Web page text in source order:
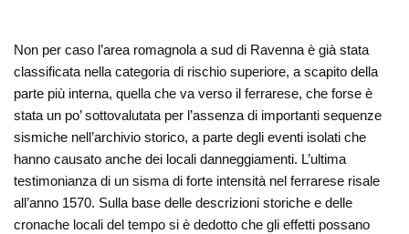
Non per caso l’area romagnola a sud di Ravenna è già stata
classificata nella categoria di rischio superiore, a scapito della
parte più interna, quella che va verso il ferrarese, che forse è
stata un po’ sottovalutata per l’assenza di importanti sequenze
sismiche nell’archivio storico, a parte degli eventi isolati che
hanno causato anche dei locali danneggiamenti. L’ultima
testimonianza di un sisma di forte intensità nel ferrarese risale
all’anno 1570. Sulla base delle descrizioni storiche e delle
cronache locali del tempo si è dedotto che gli effetti possano